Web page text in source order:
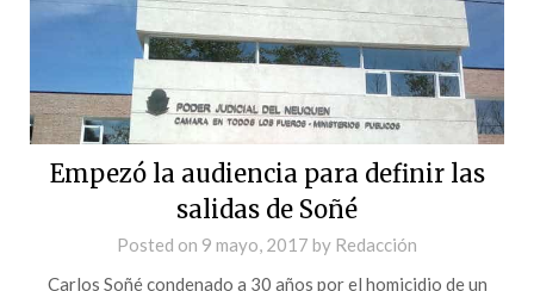
Empezó la audiencia para definir las
salidas de Soñé
Posted on 9 mayo, 2017 by Redacción
Carlos Soñé condenado a 30 años por el homicidio de un